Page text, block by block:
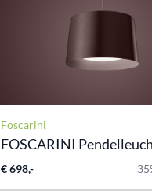
Foscarini
€ 698,-